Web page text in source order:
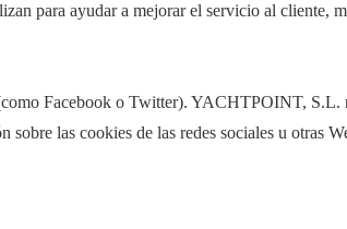
para ayudar a mejorar el servicio al cliente,
Facebook o Twitter). YACHTPOINT, S.L.
las cookies de las redes sociales u otras